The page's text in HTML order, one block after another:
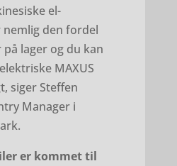
el-
den fordel
lager og du kan
MAXUS
siger Steffen
Manager i
er kommet til